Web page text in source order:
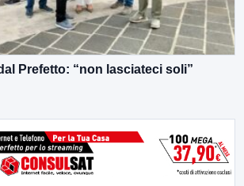
Prefetto: “non lasciateci soli”